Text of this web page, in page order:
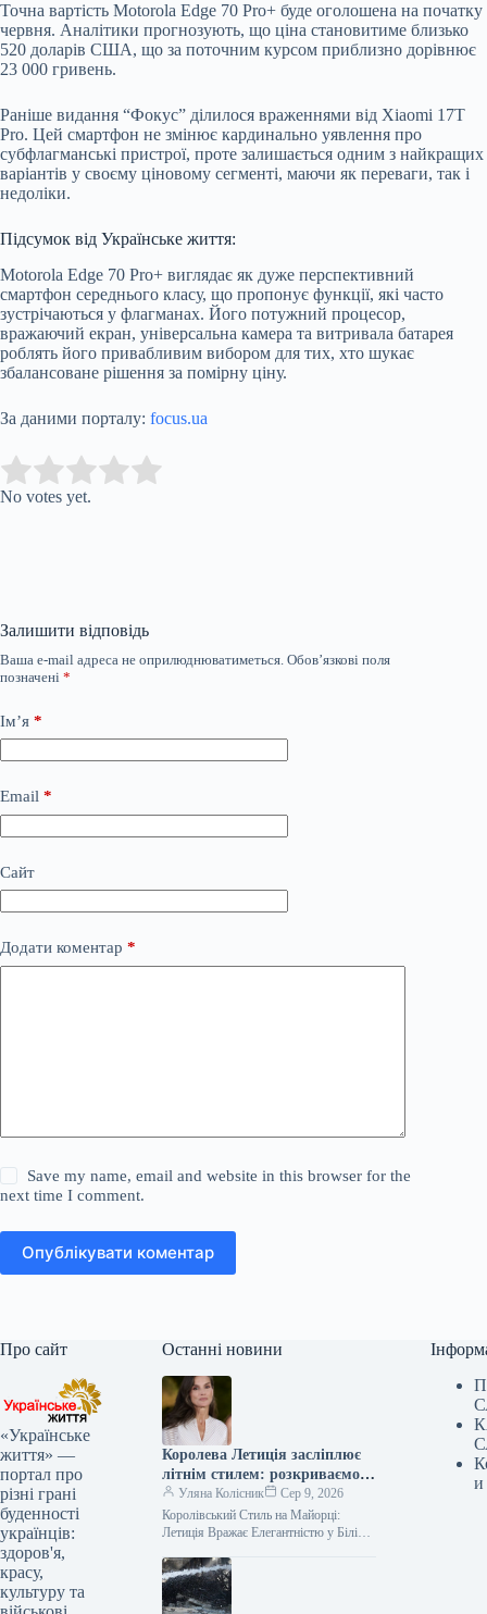
Точна вартість Motorola Edge 70 Pro+ буде оголошена на початку
червня. Аналітики прогнозують, що ціна становитиме близько
520 доларів США, що за поточним курсом приблизно дорівнює
23 000 гривень.
Раніше видання “Фокус” ділилося враженнями від Xiaomi 17T
Pro. Цей смартфон не змінює кардинально уявлення про
субфлагманські пристрої, проте залишається одним з найкращих
варіантів у своєму ціновому сегменті, маючи як переваги, так і
недоліки.
Підсумок від Українське життя:
Motorola Edge 70 Pro+ виглядає як дуже перспективний
смартфон середнього класу, що пропонує функції, які часто
зустрічаються у флагманах. Його потужний процесор,
вражаючий екран, універсальна камера та витривала батарея
роблять його привабливим вибором для тих, хто шукає
збалансоване рішення за помірну ціну.
За даними порталу: focus.ua
Rate this item:
No votes yet.
Залишити відповідь
Ваша e-mail адреса не оприлюднюватиметься. Обов’язкові поля
позначені *
Ім’я *
Email *
Сайт
Додати коментар *
Save my name, email and website in this browser for the
next time I comment.
Опублікувати коментар
Про сайт
«Українське
життя» —
портал про
різні грані
буденності
українців:
здоров'я,
красу,
культуру та
Останні новини
Королева Летиція засліплює
літнім стилем: розкриваємо
секрети її наймодніших
образів
Уляна Колісник
Сер 9, 2026
Королівський Стиль на Майорці:
Летиція Вражає Елегантністю у Білій
королівська родина розпочала серпень
з відпочинку…
и